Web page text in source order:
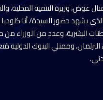
عوض، وزيرة التنمية المحلية،
يشهد حضور السيدة/ أنا
البشرية، وعدد من الوزراء
وممثلي البنوك الدولية